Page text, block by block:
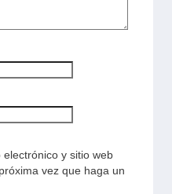
y sitio web
vez que haga un